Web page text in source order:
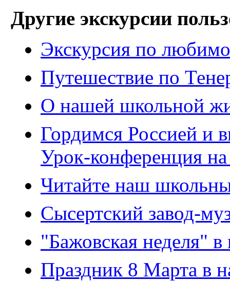
Другие экскурсии
Экскурсия по
Путешествие по
О нашей школьной
Гордимся Россией и
Урок-конференция
Читайте наш
Сысертский завод-
"Бажовская неделя"
Праздник 8 Марта в